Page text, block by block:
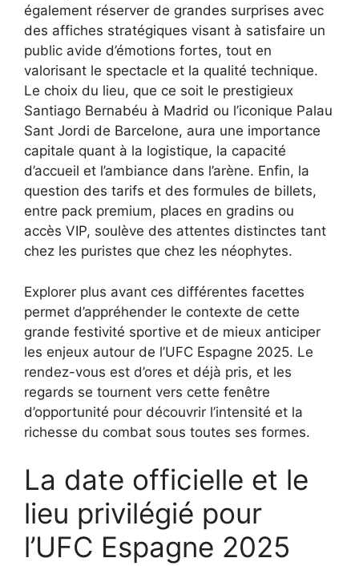
également réserver de grandes surprises avec
des affiches stratégiques visant à satisfaire un
public avide d’émotions fortes, tout en
valorisant le spectacle et la qualité technique.
Le choix du lieu, que ce soit le prestigieux
Santiago Bernabéu à Madrid ou l’iconique Palau
Sant Jordi de Barcelone, aura une importance
capitale quant à la logistique, la capacité
d’accueil et l’ambiance dans l’arène. Enfin, la
question des tarifs et des formules de billets,
entre pack premium, places en gradins ou
accès VIP, soulève des attentes distinctes tant
chez les puristes que chez les néophytes.
Explorer plus avant ces différentes facettes
permet d’appréhender le contexte de cette
grande festivité sportive et de mieux anticiper
les enjeux autour de l’UFC Espagne 2025. Le
rendez-vous est d’ores et déjà pris, et les
regards se tournent vers cette fenêtre
d’opportunité pour découvrir l’intensité et la
richesse du combat sous toutes ses formes.
La date officielle et le
lieu privilégié pour
l’UFC Espagne 2025